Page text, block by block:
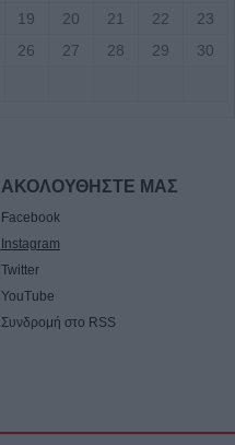
19 20 21 22
23
26 27 28 29
30
ΑΚΟΛΟΥΘΗΣΤΕ ΜΑΣ
Facebook
Instagram
Twitter
YouTube
Συνδρομή στο RSS